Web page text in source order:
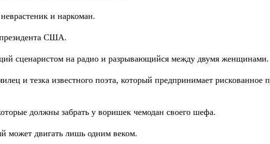
и наркоман.
США.
сценаристом на радио и разрывающийся между двумя женщинами.
и тезка известного поэта, который предпринимает рискованное
должны забрать у воришек чемодан своего шефа.
может двигать лишь одним веком.